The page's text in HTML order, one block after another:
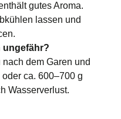
gutes Aroma.
lassen und
ungefähr?
dem Garen und
ca. 600–700 g
Wasserverlust.